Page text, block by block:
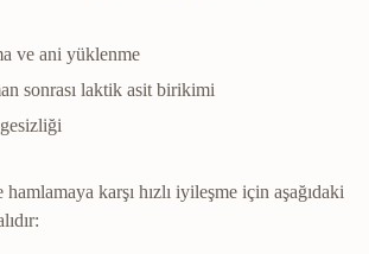
ve ani yüklenme
sonrası laktik asit birikimi
karşı hızlı iyileşme için aşağıdaki